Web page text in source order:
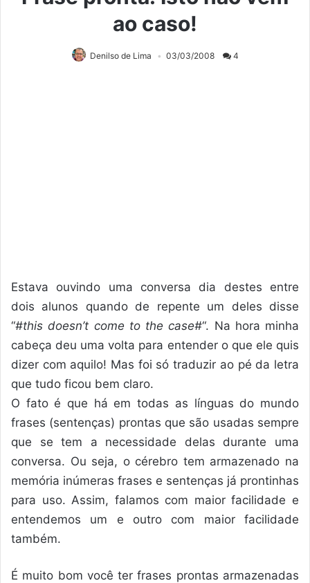
ao caso!
Denilso de Lima 03/03/2008 4
Estava ouvindo uma conversa dia destes entre
dois alunos quando de repente um deles disse
“#this doesn’t come to the case#“. Na hora minha
cabeça deu uma volta para entender o que ele quis
dizer com aquilo! Mas foi só traduzir ao pé da letra
que tudo ficou bem claro.
O fato é que há em todas as línguas do mundo
frases (sentenças) prontas que são usadas sempre
que se tem a necessidade delas durante uma
conversa. Ou seja, o cérebro tem armazenado na
memória inúmeras frases e sentenças já prontinhas
para uso. Assim, falamos com maior facilidade e
entendemos um e outro com maior facilidade
também.
É muito bom você ter frases prontas armazenadas